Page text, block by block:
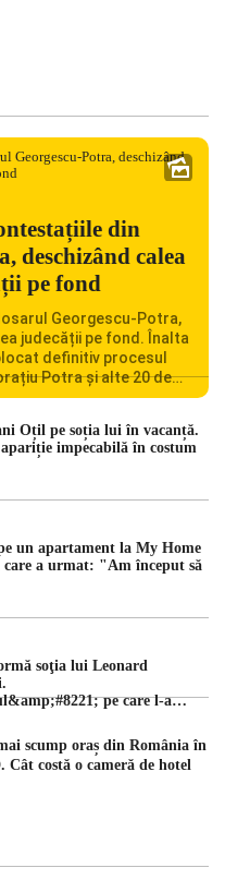
din
deschizând calea
pe fond
Georgescu-Potra,
judecății pe fond. Înalta
definitiv procesul
Potra și alte 20 de
îndreptate împotriva
camera preliminară,
au […]
Oțil pe soția lui în vacanță.
impecabilă în costum
un apartament la My Home
care a urmat: "Am început să
soţia lui Leonard
pe care l-a
scump oraș din România în
Cât costă o cameră de hotel